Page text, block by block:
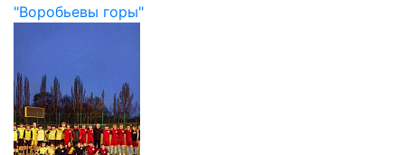
"Воробьевы горы"